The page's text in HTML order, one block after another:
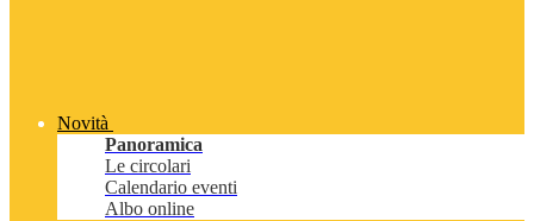
Novità
Panoramica
Le circolari
Calendario eventi
Albo online